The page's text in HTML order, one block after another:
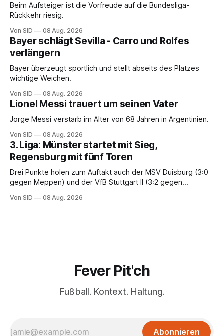
Beim Aufsteiger ist die Vorfreude auf die Bundesliga-
Rückkehr riesig.
Von SID 08 Aug. 2026
Bayer schlägt Sevilla - Carro und Rolfes
verlängern
Bayer überzeugt sportlich und stellt abseits des Platzes
wichtige Weichen.
Von SID 08 Aug. 2026
Lionel Messi trauert um seinen Vater
Jorge Messi verstarb im Alter von 68 Jahren in Argentinien.
Von SID 08 Aug. 2026
3. Liga: Münster startet mit Sieg,
Regensburg mit fünf Toren
Drei Punkte holen zum Auftakt auch der MSV Duisburg (3:0
gegen Meppen) und der VfB Stuttgart II (3:2 gegen
Von SID 08 Aug. 2026
Fever Pit'ch
Fußball. Kontext. Haltung.
Abonnieren